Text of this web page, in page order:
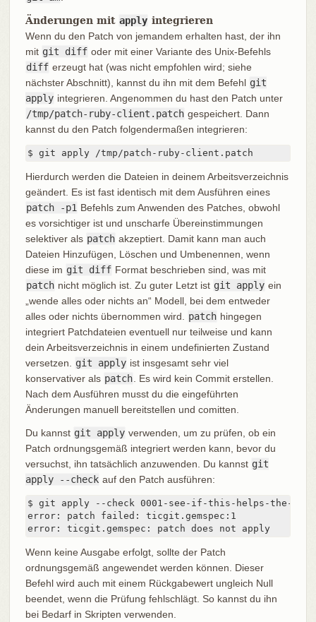
Änderungen mit apply integrieren
Wenn du den Patch von jemandem erhalten hast, der ihn
mit git diff oder mit einer Variante des Unix-Befehls
diff erzeugt hat (was nicht empfohlen wird; siehe
nächster Abschnitt), kannst du ihn mit dem Befehl git
apply integrieren. Angenommen du hast den Patch unter
/tmp/patch-ruby-client.patch gespeichert. Dann
kannst du den Patch folgendermaßen integrieren:
$ git apply /tmp/patch-ruby-client.patch
Hierdurch werden die Dateien in deinem Arbeitsverzeichnis
geändert. Es ist fast identisch mit dem Ausführen eines
patch -p1 Befehls zum Anwenden des Patches, obwohl
es vorsichtiger ist und unscharfe Übereinstimmungen
selektiver als patch akzeptiert. Damit kann man auch
Dateien Hinzufügen, Löschen und Umbenennen, wenn
diese im git diff Format beschrieben sind, was mit
patch nicht möglich ist. Zu guter Letzt ist git apply ein
„wende alles oder nichts an“ Modell, bei dem entweder
alles oder nichts übernommen wird.
patch hingegen
integriert Patchdateien eventuell nur teilweise und kann
dein Arbeitsverzeichnis in einem undefinierten Zustand
versetzen.
git apply ist insgesamt sehr viel
konservativer als patch . Es wird kein Commit erstellen.
Nach dem Ausführen musst du die eingeführten
Änderungen manuell bereitstellen und comitten.
Du kannst git apply verwenden, um zu prüfen, ob ein
Patch ordnungsgemäß integriert werden kann, bevor du
versuchst, ihn tatsächlich anzuwenden. Du kannst git
apply --check auf den Patch ausführen:
$ git apply --check 0001-see-if-this-helps-the-
error: patch failed: ticgit.gemspec:1
error: ticgit.gemspec: patch does not apply
Wenn keine Ausgabe erfolgt, sollte der Patch
ordnungsgemäß angewendet werden können. Dieser
Befehl wird auch mit einem Rückgabewert ungleich Null
beendet, wenn die Prüfung fehlschlägt. So kannst du ihn
bei Bedarf in Skripten verwenden.